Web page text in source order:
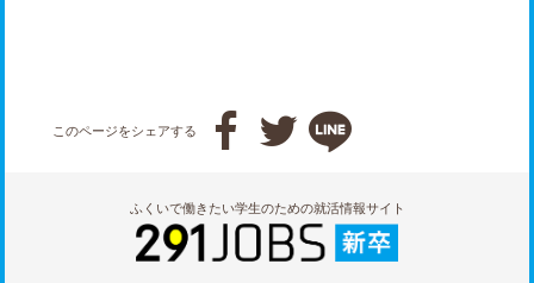
このページをシェアする   
ふくいで働きたい学生のための就活情報サイト